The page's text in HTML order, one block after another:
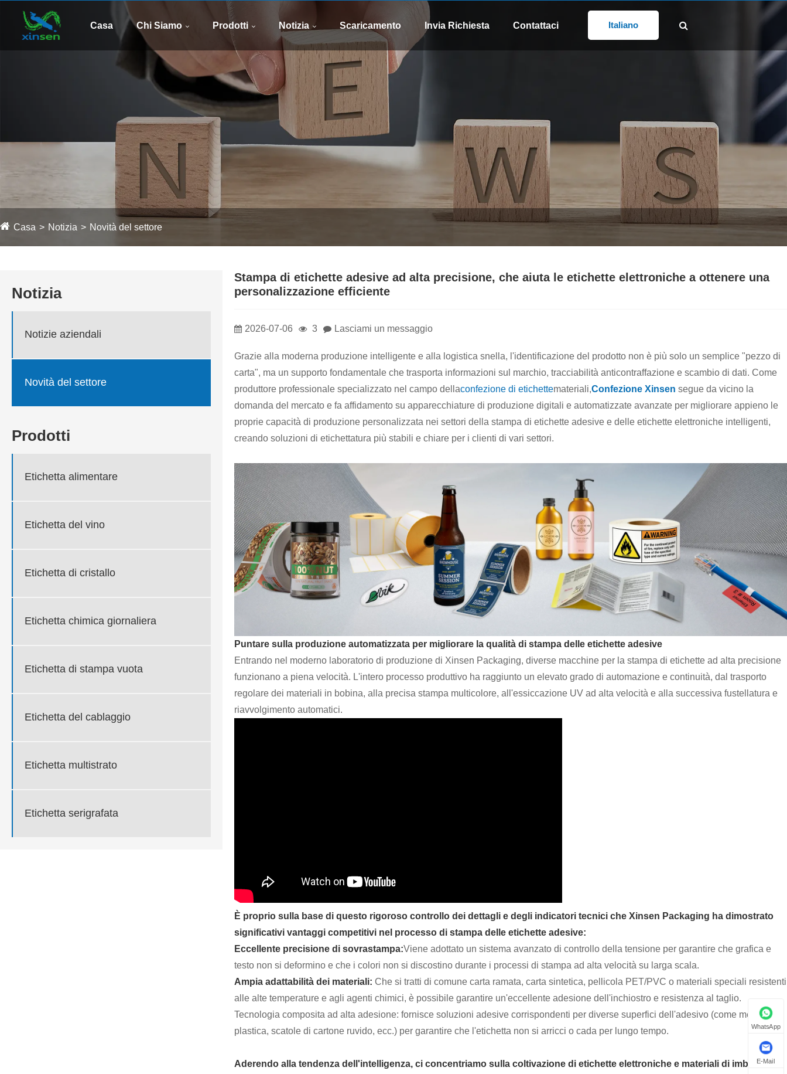
Casa Chi Siamo Prodotti Notizia Scaricamento Invia Richiesta Contattaci Italiano
Casa Notizia Novità del settore
Notizia
Notizie aziendali
Novità del settore
Prodotti
Etichetta alimentare
Etichetta del vino
Etichetta di cristallo
Etichetta chimica giornaliera
Etichetta di stampa vuota
Etichetta del cablaggio
Etichetta multistrato
Etichetta serigrafata
Stampa di etichette adesive ad alta precisione, che aiuta le etichette elettroniche a ottenere una
personalizzazione efficiente
2026-07-06 3 Lasciami un messaggio
Grazie alla moderna produzione intelligente e alla logistica snella, l'identificazione del prodotto non è più solo un semplice "pezzo di
carta", ma un supporto fondamentale che trasporta informazioni sul marchio, tracciabilità anticontraffazione e scambio di dati. Come
produttore professionale specializzato nel campo dellaconfezione di etichettemateriali,Confezione Xinsen segue da vicino la
domanda del mercato e fa affidamento su apparecchiature di produzione digitali e automatizzate avanzate per migliorare appieno le
proprie capacità di produzione personalizzata nei settori della stampa di etichette adesive e delle etichette elettroniche intelligenti,
creando soluzioni di etichettatura più stabili e chiare per i clienti di vari settori.
Puntare sulla produzione automatizzata per migliorare la qualità di stampa delle etichette adesive
Entrando nel moderno laboratorio di produzione di Xinsen Packaging, diverse macchine per la stampa di etichette ad alta precisione
funzionano a piena velocità. L'intero processo produttivo ha raggiunto un elevato grado di automazione e continuità, dal trasporto
regolare dei materiali in bobina, alla precisa stampa multicolore, all'essiccazione UV ad alta velocità e alla successiva fustellatura e
riavvolgimento automatici.
È proprio sulla base di questo rigoroso controllo dei dettagli e degli indicatori tecnici che Xinsen Packaging ha dimostrato
significativi vantaggi competitivi nel processo di stampa delle etichette adesive:
Eccellente precisione di sovrastampa:Viene adottato un sistema avanzato di controllo della tensione per garantire che grafica e
testo non si deformino e che i colori non si discostino durante i processi di stampa ad alta velocità su larga scala.
Ampia adattabilità dei materiali: Che si tratti di comune carta ramata, carta sintetica, pellicola PET/PVC o materiali speciali resistenti
alle alte temperature e agli agenti chimici, è possibile garantire un'eccellente adesione dell'inchiostro e resistenza al taglio.
Tecnologia composita ad alta adesione: fornisce soluzioni adesive corrispondenti per diverse superfici dell'adesivo (come metallo,
plastica, scatole di cartone ruvido, ecc.) per garantire che l'etichetta non si arricci o cada per lungo tempo.
Aderendo alla tendenza dell'intelligenza, ci concentriamo sulla coltivazione di etichette elettroniche e materiali di imballaggio
WhatsApp
E-Mail